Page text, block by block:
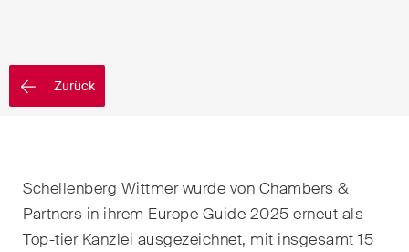
Zurück
Schellenberg Wittmer wurde von Chambers &
Partners in ihrem Europe Guide 2025 erneut als
Top-tier Kanzlei ausgezeichnet, mit insgesamt 15
Vorname*
E-Mail*